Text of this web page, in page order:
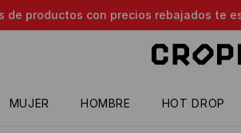
de productos con precios rebajados te
MUJER HOMBRE HOT DROP